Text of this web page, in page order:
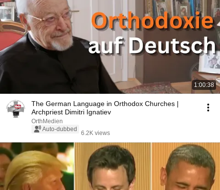
1:00:38
The German Language in Orthodox Churches |
Archpriest Dimitri Ignatiev
OrthMedien
Auto-dubbed
6.2K views